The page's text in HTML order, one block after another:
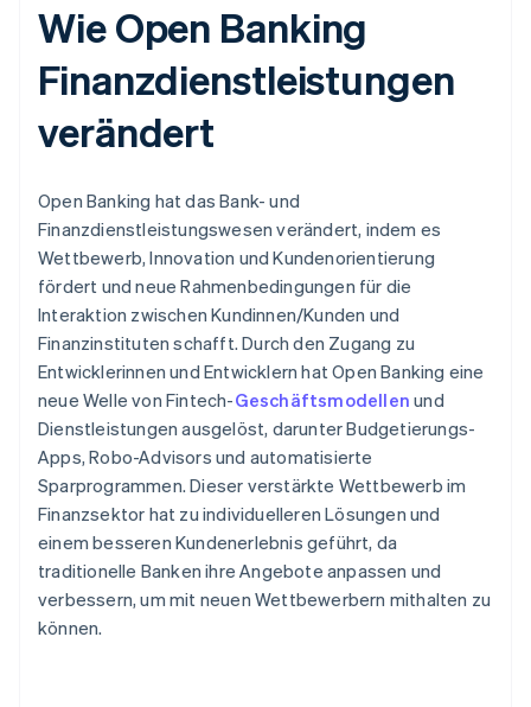
Wie Open Banking
Finanzdienstleistungen
verändert
Open Banking hat das Bank- und
Finanzdienstleistungswesen verändert, indem es
Wettbewerb, Innovation und Kundenorientierung
fördert und neue Rahmenbedingungen für die
Interaktion zwischen Kundinnen/Kunden und
Finanzinstituten schafft. Durch den Zugang zu
Entwicklerinnen und Entwicklern hat Open Banking eine
neue Welle von Fintech-Geschäftsmodellen und
Dienstleistungen ausgelöst, darunter Budgetierungs-
Apps, Robo-Advisors und automatisierte
Sparprogrammen. Dieser verstärkte Wettbewerb im
Finanzsektor hat zu individuelleren Lösungen und
einem besseren Kundenerlebnis geführt, da
traditionelle Banken ihre Angebote anpassen und
verbessern, um mit neuen Wettbewerbern mithalten zu
können.